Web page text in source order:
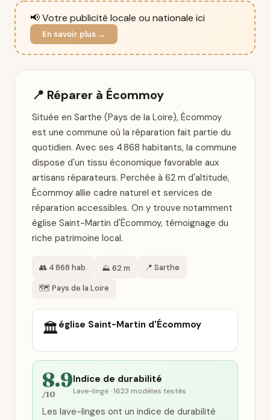
📢 Votre publicité locale ou nationale ici
En savoir plus →
📍 Réparer à Écommoy
Située en Sarthe (Pays de la Loire), Écommoy
est une commune où la réparation fait partie du
quotidien. Avec ses 4 868 habitants, la commune
dispose d'un tissu économique favorable aux
artisans réparateurs. Perchée à 62 m d'altitude,
Écommoy allie cadre naturel et services de
réparation accessibles. On y trouve notamment
église Saint-Martin d'Écommoy, témoignage du
riche patrimoine local.
👥 4 868 hab. ⛰️ 62 m 📍 Sarthe
🗺️ Pays de la Loire
🏛️église Saint-Martin d'Écommoy
8.9
/10
Indice de durabilité
Lave-linge · 1623 modèles testés
Les lave-linges ont un indice de durabilité